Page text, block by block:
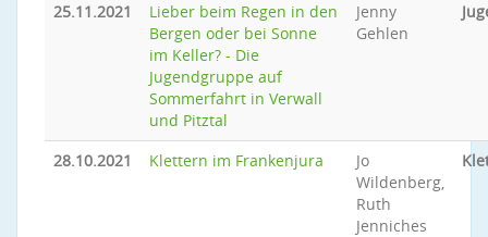
25.11.2021
Lieber beim Regen in den
Bergen oder bei Sonne
im Keller? - Die
Jugendgruppe auf
Sommerfahrt in Verwall
und Pitztal
Jenny
Gehlen
28.10.2021 Klettern im Frankenjura
Jo
Wildenberg,
Ruth
Jenniches